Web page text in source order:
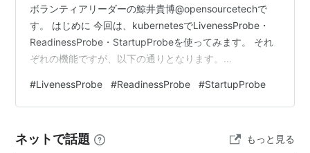
ボランティアリーダーの鯨井貴博@opensourcetechで
す。 はじめに 今回は、kubernetesでLivenessProbe・
ReadinessProbe・StartupProbeを使ってみます。 それ
ぞれの機能ですが、以下の通りとなります。
答をするかどうか ReadinessProbe：Pod内コンテナのサ
ービスレベルでの応答可否 StartupProbe：上記2つを開
は、こちら。 htt…
#LivenessProbe #ReadinessProbe #StartupProbe
ネットで話題 もっと見る